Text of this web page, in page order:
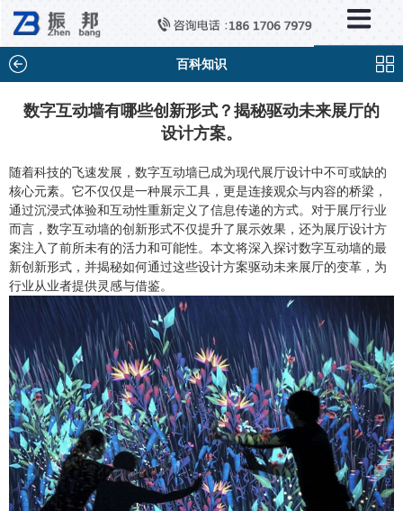
百科知识
数字互动墙有哪些创新形式？揭秘驱动未来展厅的
设计方案。
随着科技的飞速发展，数字互动墙已成为现代展厅设计中不可或缺的
核心元素。它不仅仅是一种展示工具，更是连接观众与内容的桥梁，
通过沉浸式体验和互动性重新定义了信息传递的方式。对于展厅行业
而言，数字互动墙的创新形式不仅提升了展示效果，还为展厅设计方
案注入了前所未有的活力和可能性。本文将深入探讨数字互动墙的最
新创新形式，并揭秘如何通过这些设计方案驱动未来展厅的变革，为
行业从业者提供灵感与借鉴。
新闻中心
×
行业新闻
媒体视点
问题解答
百科知识